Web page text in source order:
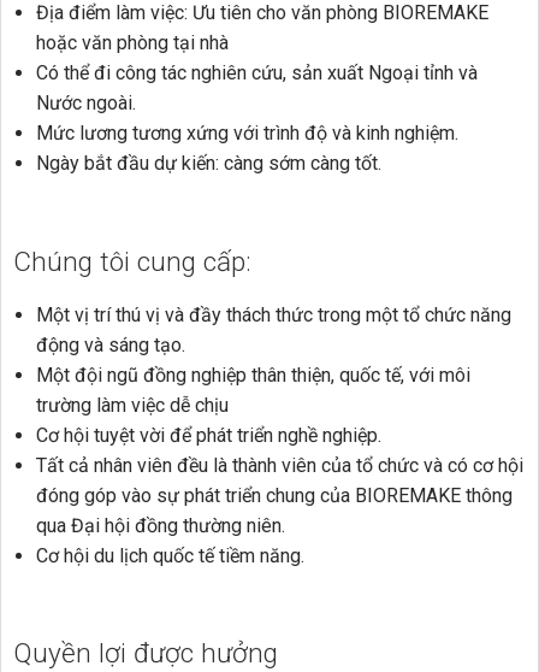
Địa điểm làm việc: Ưu tiên cho văn phòng BIOREMAKE
hoặc văn phòng tại nhà
Có thể đi công tác nghiên cứu, sản xuất Ngoại tỉnh và
Nước ngoài.
Mức lương tương xứng với trình độ và kinh nghiệm.
Ngày bắt đầu dự kiến: càng sớm càng tốt.
Chúng tôi cung cấp:
Một vị trí thú vị và đầy thách thức trong một tổ chức năng
động và sáng tạo.
Một đội ngũ đồng nghiệp thân thiện, quốc tế, với môi
trường làm việc dễ chịu
Cơ hội tuyệt vời để phát triển nghề nghiệp.
Tất cả nhân viên đều là thành viên của tổ chức và có cơ hội
đóng góp vào sự phát triển chung của BIOREMAKE thông
qua Đại hội đồng thường niên.
Cơ hội du lịch quốc tế tiềm năng.
Quyền lợi được hưởng